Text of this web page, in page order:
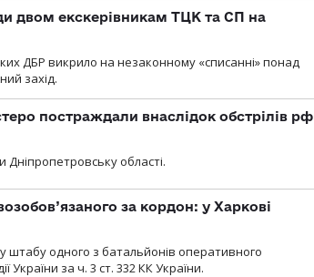
двом екскерівникам ТЦК та СП на
ДБР викрило на незаконному «списанні» понад
захід.
постраждали внаслідок обстрілів рф
Дніпропетровську області.
за кордон: у Харкові
штабу одного з батальйонів оперативного
України за ч. 3 ст. 332 КК України.